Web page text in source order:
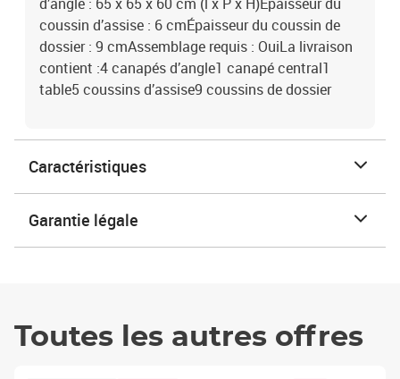
coussin d’assise : 6 cmÉpaisseur du coussin de
dossier : 9 cmAssemblage requis : OuiLa livraison
contient :4 canapés d’angle1 canapé central1
table5 coussins d’assise9 coussins de dossier
Caractéristiques
Garantie légale
Toutes les autres offres